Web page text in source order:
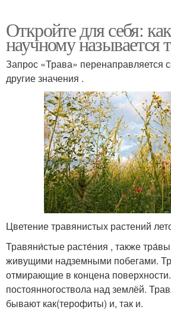
Откройте для себя:
научному называется
Запрос «Трава» перенаправляется
другие значения .
Цветение травянистых растений
Травяни́стые расте́ния , также
живущими надземными побегами.
отмирающие в концена
постоянногоствола над землёй.
бывают как(терофиты) и, так и.